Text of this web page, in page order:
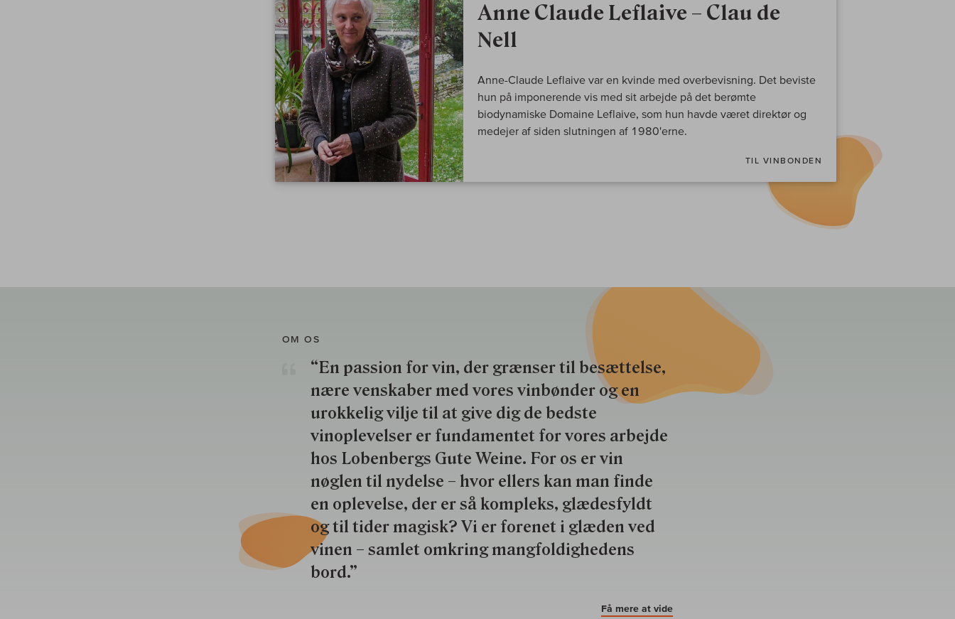
Anne Claude Leflaive – Clau de
Nell
Anne-Claude Leflaive var en kvinde med overbevisning. Det beviste
hun på imponerende vis med sit arbejde på det berømte
biodynamiske Domaine Leflaive, som hun havde været direktør og
medejer af siden slutningen af 1980'erne.
TIL VINBONDEN
OM OS
“En passion for vin, der grænser til besættelse,
nære venskaber med vores vinbønder og en
urokkelig vilje til at give dig de bedste
vinoplevelser er fundamentet for vores arbejde
hos Lobenbergs Gute Weine. For os er vin
nøglen til nydelse – hvor ellers kan man finde
en oplevelse, der er så kompleks, glædesfyldt
og til tider magisk? Vi er forenet i glæden ved
vinen – samlet omkring mangfoldighedens
bord.”
Få mere at vide